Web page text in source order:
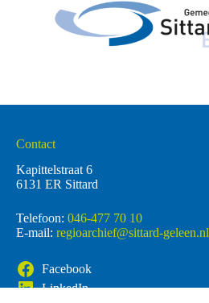
Contact
Kapittelstraat 6
6131 ER Sittard
Telefoon: 046-477 70 10
E-mail: regioarchief@sittard-geleen.nl
Facebook
LinkedIn